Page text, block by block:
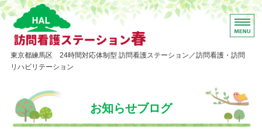
東京都練馬区 訪問看護
東京都練馬区 24時間対応体制型 訪問看護ステーション／訪問看護・訪問
リハビリテーション
訪問看護について お知らせブログ